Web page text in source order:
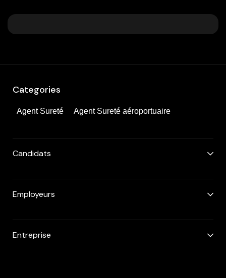
Categories
Agent Sureté Agent Sureté aéroportuaire
Candidats
Employeurs
Entreprise